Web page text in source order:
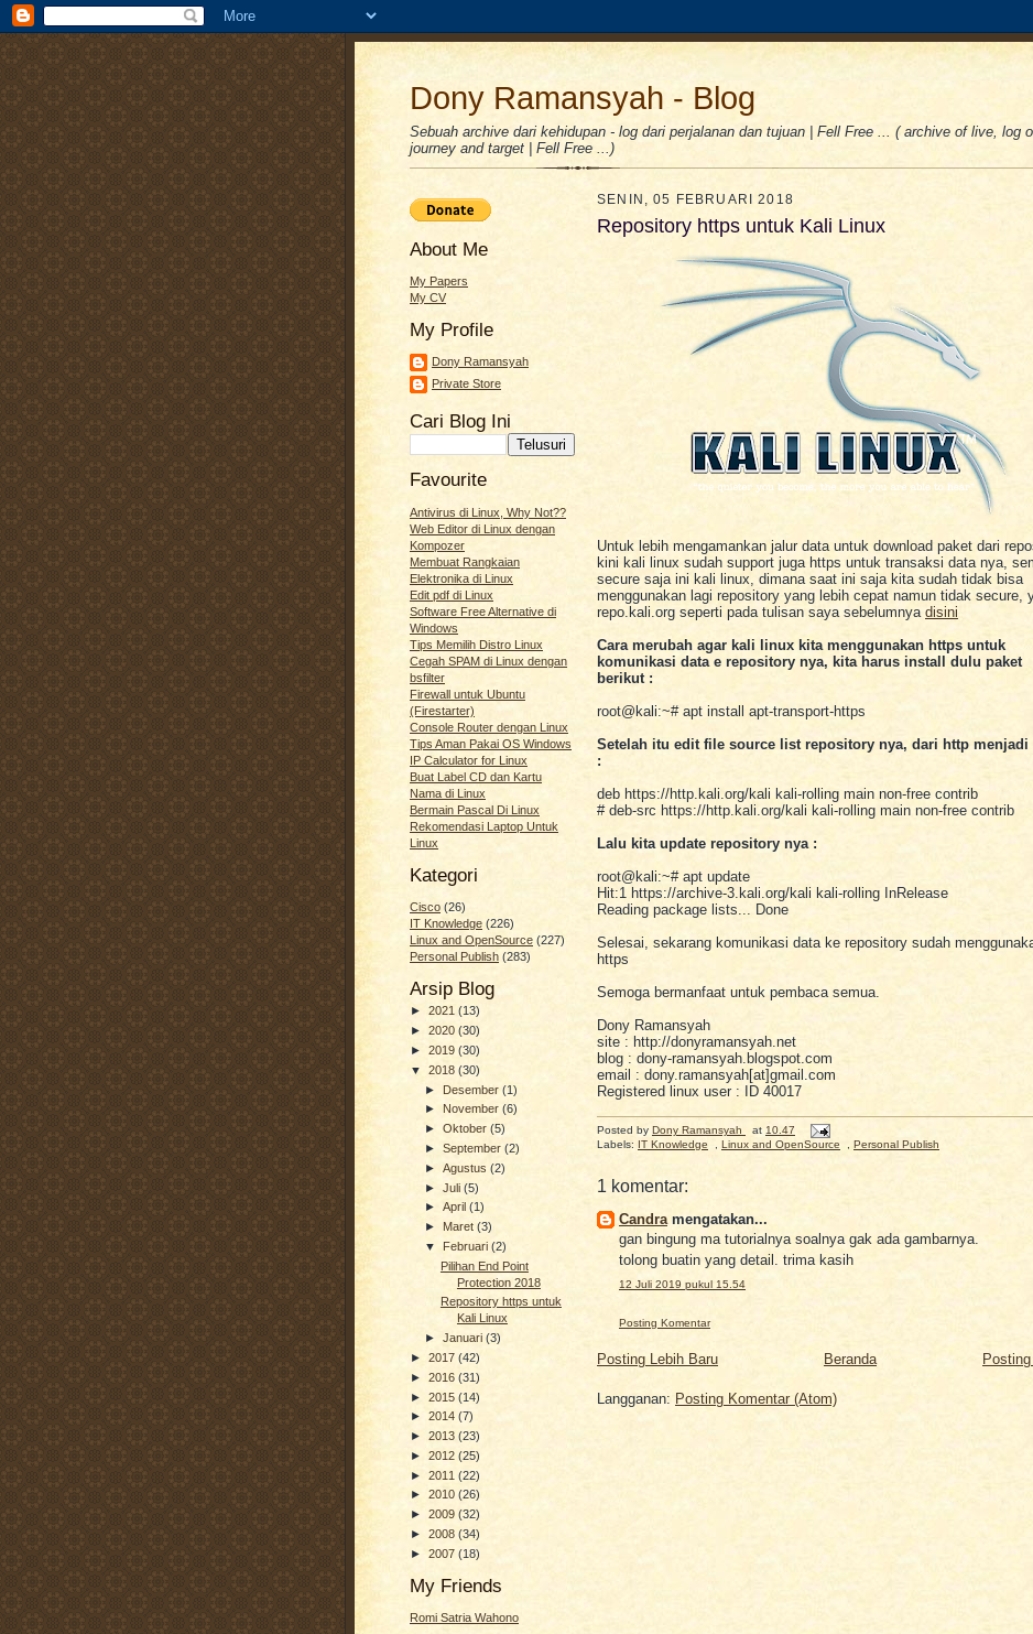
Dony Ramansyah - Blog
Sebuah archive dari kehidupan - log dari perjalanan dan tujuan | Fell Free ... ( archive of live, log
journey and target | Fell Free ...)
About Me
My Papers
My CV
My Profile
Dony Ramansyah
Private Store
Cari Blog Ini
Favourite
Antivirus di Linux, Why Not??
Web Editor di Linux dengan
Kompozer
Membuat Rangkaian
Elektronika di Linux
Edit pdf di Linux
Software Free Alternative di
Windows
Tips Memilih Distro Linux
Cegah SPAM di Linux dengan
bsfilter
Firewall untuk Ubuntu
(Firestarter)
Console Router dengan Linux
Tips Aman Pakai OS Windows
IP Calculator for Linux
Buat Label CD dan Kartu
Nama di Linux
Bermain Pascal Di Linux
Rekomendasi Laptop Untuk
Linux
Kategori
Cisco (26)
IT Knowledge (226)
Linux and OpenSource (227)
Personal Publish (283)
Arsip Blog
► 2021 (13)
► 2020 (30)
► 2019 (30)
▼ 2018 (30)
► Desember(1)
► November(6)
►Oktober(5)
►September(2)
►Agustus(2)
►Juli(5)
►April(1)
►Maret(3)
▼Februari(2)
Pilihan End Point
Protection 2018
Repository https untuk
Kali Linux
►Januari(3)
► 2017 (42)
► 2016 (31)
► 2015 (14)
► 2014 (7)
► 2013 (23)
► 2012 (25)
► 2011 (22)
► 2010 (26)
► 2009 (32)
► 2008 (34)
► 2007 (18)
My Friends
Romi Satria Wahono
SENIN, 05 FEBRUARI 2018
Repository https untuk Kali Linux
Untuk lebih mengamankan jalur data untuk download paket dari
kini kali linux sudah support juga https untuk transaksi data nya,
secure saja ini kali linux, dimana saat ini saja kita sudah tidak bisa
menggunakan lagi repository yang lebih cepat namun tidak secure,
repo.kali.org seperti pada tulisan saya sebelumnya disini
Cara merubah agar kali linux kita menggunakan https untuk
komunikasi data e repository nya, kita harus install dulu paket
berikut :
root@kali:~# apt install apt-transport-https
Setelah itu edit file source list repository nya, dari http menjadi
:
deb https://http.kali.org/kali kali-rolling main non-free contrib
# deb-src https://http.kali.org/kali kali-rolling main non-free contrib
Lalu kita update repository nya :
root@kali:~# apt update
Hit:1 https://archive-3.kali.org/kali kali-rolling InRelease
Reading package lists... Done
Selesai, sekarang komunikasi data ke repository sudah
https
Semoga bermanfaat untuk pembaca semua.
Dony Ramansyah
site : http://donyramansyah.net
blog : dony-ramansyah.blogspot.com
email : dony.ramansyah[at]gmail.com
Registered linux user : ID 40017
Posted by Dony Ramansyah at 10.47
Labels: IT Knowledge Linux and OpenSource Personal Publish
1 komentar:
Candramengatakan...
gan bingung ma tutorialnya soalnya gak ada gambarnya.
tolong buatin yang detail. trima kasih
12 Juli 2019 pukul 15.54
Posting Komentar
Posting Lebih Baru Beranda
Langganan: Posting Komentar (Atom)